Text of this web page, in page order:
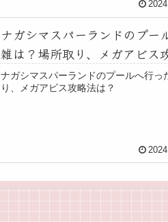
ナガシマスパーランドのプー
雑は？場所取り、メガアビス
ナガシマスパーランドのプールへ行っ
り、メガアビス攻略法は？